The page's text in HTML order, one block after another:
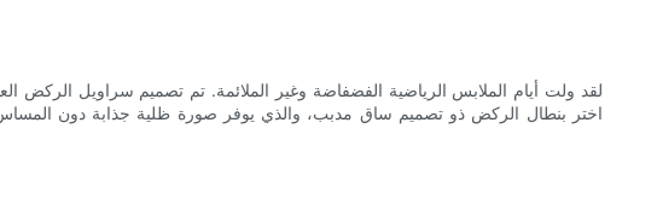
لقد ولت أيام الملابس الرياضية الفضفاضة وغير الملائمة. تم تصميم سراويل الركض
اختر بنطال الركض ذو تصميم ساق مدبب، والذي يوفر صورة ظلية جذابة دون